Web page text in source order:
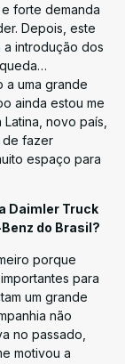
forte demanda
Depois, este
introdução dos
a uma grande
ainda estou me
novo país,
de fazer
espaço para
Daimler Truck
do Brasil?
porque
para
um grande
não
no passado,
motivou a